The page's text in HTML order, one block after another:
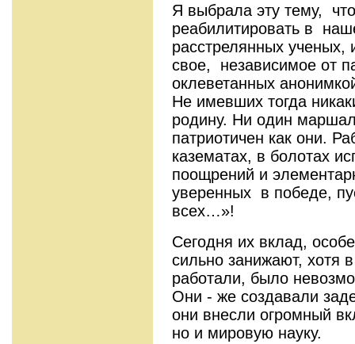
Я выбрала эту тему,
реабилитировать в
расстрелянных
свое, независимое от
оклеветанных
Не имевших тогда
родину. Ни один
патриотичен как они.
казематах, в болотах
поощрений и
уверенных в победе,
всех…»!
Сегодня их вклад,
сильно занижают, хотя
работали, было
Они - же создавали
они внесли огромный
но и мировую науку.